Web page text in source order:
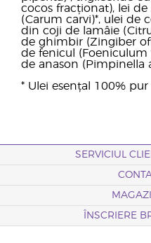
cocos fracționat), lei
(Carum carvi)*, ulei de
din coji de lamâie
de ghimbir (Zingiber
de fenicul (Foeniculum
de anason (Pimpinella
* Ulei esențal 100% pur
SERVICIUL
ÎNSCRIERE